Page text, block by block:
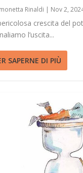
Rinaldi | Nov 2,
crescita del
l’uscita...
SAPERNE DI PIÙ